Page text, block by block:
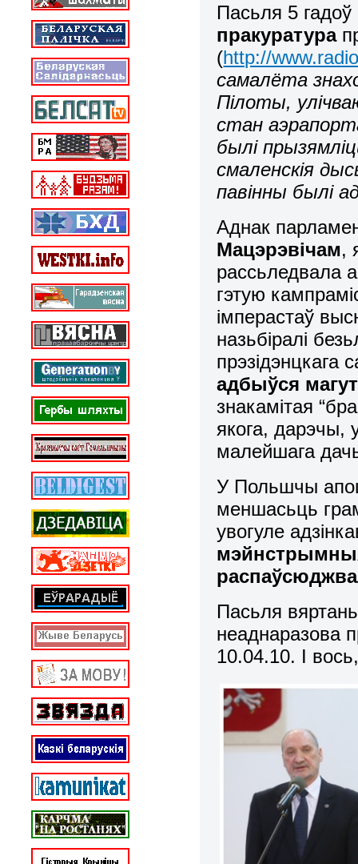
Пасьля 5
пракуратура
(http://
самалёта
Пілоты,
стан
былі
смаленскія
павінны былі
Аднак
Мацэрэвічам,
рассьледвала
гэтую
імперастаў
назьбіралі
прэзідэнцкага
адбыўся
знакамітая
якога, дарэчы,
малейшага
У Польшчы
меншасьць
увогуле
Пасьля
неаднаразова
10.04.10. І